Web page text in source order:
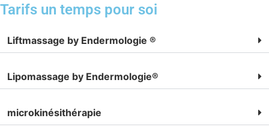
Tarifs un temps pour soi
Liftmassage by Endermologie ®
Lipomassage by Endermologie®
microkinésithérapie